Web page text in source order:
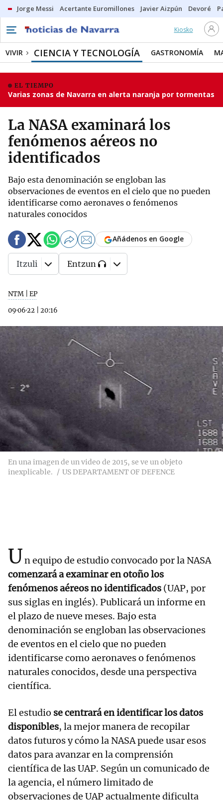
Jorge Messi Acertante Euromillones Javier Aizpún Devoré
Kiosko
VIVIR CIENCIA Y TECNOLOGÍA GASTRONOMÍA
EL TIEMPO
Varias zonas de Navarra en alerta naranja por tormentas
La NASA examinará los
fenómenos aéreos no
identificados
Bajo esta denominación se engloban las
observaciones de eventos en el cielo que no pueden
identificarse como aeronaves o fenómenos
naturales conocidos
NTM | EP
09·06·22
20:16
Añádenos en Google
Itzuli Entzun
En una imagen de un video de 2015, se ve un objeto
inexplicable.
US DEPARTAMENT OF DEFENCE
Un equipo de estudio convocado por la NASA
comenzará a examinar en otoño los
fenómenos aéreos no identificados (UAP, por
sus siglas en inglés). Publicará un informe en
el plazo de nueve meses. Bajo esta
denominación se engloban las observaciones
de eventos en el cielo que no pueden
identificarse como aeronaves o fenómenos
naturales conocidos, desde una perspectiva
científica.
El estudio se centrará en identificar los datos
disponibles, la mejor manera de recopilar
datos futuros y cómo la NASA puede usar esos
datos para avanzar en la comprensión
científica de las UAP. Según un comunicado de
la agencia, el número limitado de
observaciones de UAP actualmente dificulta